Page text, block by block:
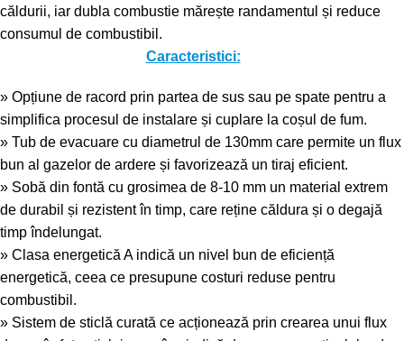
căldurii, iar dubla combustie mărește randamentul și reduce
consumul de combustibil.
Caracteristici:
» Opțiune de racord prin partea de sus sau pe spate pentru a
simplifica procesul de instalare și cuplare la coșul de fum.
» Tub de evacuare cu diametrul de 130mm care permite un flux
bun al gazelor de ardere și favorizează un tiraj eficient.
» Sobă din fontă cu grosimea de 8-10 mm un material extrem
de durabil și rezistent în timp, care reține căldura și o degajă
timp îndelungat.
» Clasa energetică A indică un nivel bun de eficiență
energetică, ceea ce presupune costuri reduse pentru
combustibil.
» Sistem de sticlă curată ce acționează prin crearea unui flux